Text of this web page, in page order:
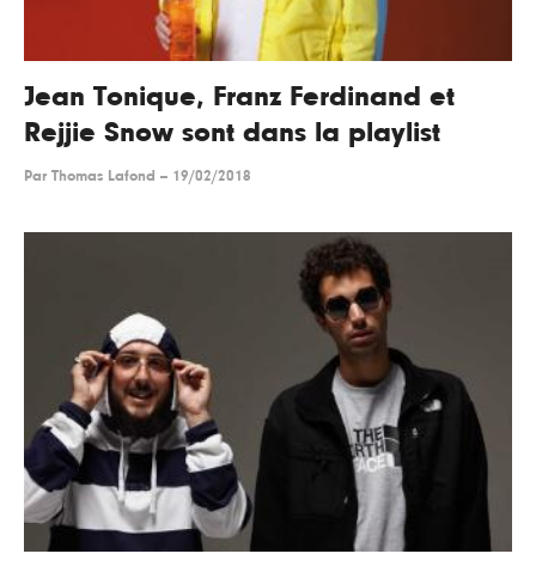
Jean Tonique, Franz Ferdinand et
Rejjie Snow sont dans la playlist
Par Thomas Lafond -- 19/02/2018